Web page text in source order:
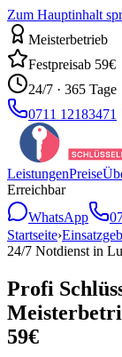
Zum Hauptinhalt
Meisterbetrieb
Festpreisab 59€
24/7 · 365 Tage
0711 12183471
LeistungenPreise
Erreichbar
WhatsApp
Startseite›
24/7 Notdienst in
Profi
59€